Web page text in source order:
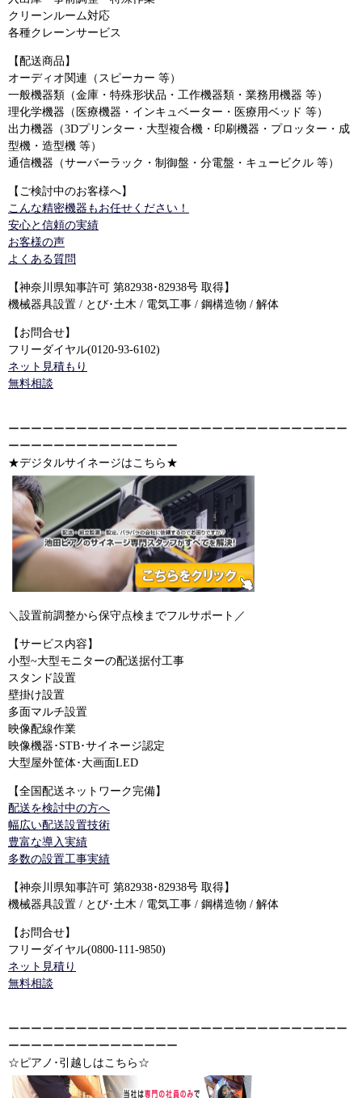
クリーンルーム対応
各種クレーンサービス
【配送商品】
オーディオ関連（スピーカー 等）
一般機器類（金庫・特殊形状品・工作機器類・業務用機器 等）
理化学機器（医療機器・インキュベーター・医療用ベッド 等）
出力機器（3Dプリンター・大型複合機・印刷機器・プロッター・成
型機・造型機 等）
通信機器（サーバーラック・制御盤・分電盤・キュービクル 等）
【ご検討中のお客様へ】
こんな精密機器もお任せください！
安心と信頼の実績
お客様の声
よくある質問
【神奈川県知事許可 第82938･82938号 取得】
機械器具設置 / とび･土木 / 電気工事 / 鋼構造物 / 解体
【お問合せ】
フリーダイヤル(0120-93-6102)
ネット見積もり
無料相談
ーーーーーーーーーーーーーーーーーーーーーーーーーーーーーー
ーーーーーーーーーーーーーーー
★デジタルサイネージはこちら★
＼設置前調整から保守点検までフルサポート／
【サービス内容】
小型~大型モニターの配送据付工事
スタンド設置
壁掛け設置
多面マルチ設置
映像配線作業
映像機器･STB･サイネージ認定
大型屋外筐体･大画面LED
【全国配送ネットワーク完備】
配送を検討中の方へ
幅広い配送設置技術
豊富な導入実績
多数の設置工事実績
【神奈川県知事許可 第82938･82938号 取得】
機械器具設置 / とび･土木 / 電気工事 / 鋼構造物 / 解体
【お問合せ】
フリーダイヤル(0800-111-9850)
ネット見積り
無料相談
ーーーーーーーーーーーーーーーーーーーーーーーーーーーーーー
ーーーーーーーーーーーーーーー
☆ピアノ･引越しはこちら☆